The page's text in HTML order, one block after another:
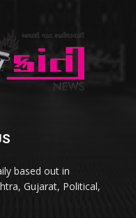
based out in
Gujarat, Political,